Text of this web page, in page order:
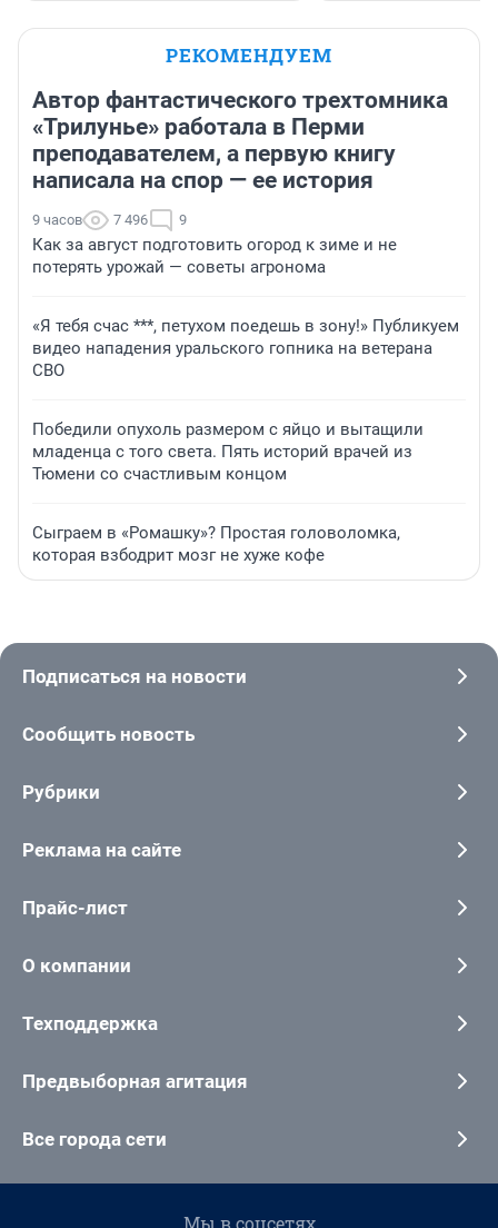
РЕКОМЕНДУЕМ
Автор фантастического трехтомника
«Трилунье» работала в Перми
преподавателем, а первую книгу
написала на спор — ее история
9 часов 7 496 9
Как за август подготовить огород к зиме и не
потерять урожай — советы агронома
«Я тебя счас ***, петухом поедешь в зону!» Публикуем
видео нападения уральского гопника на ветерана
СВО
Победили опухоль размером с яйцо и вытащили
младенца с того света. Пять историй врачей из
Тюмени со счастливым концом
Сыграем в «Ромашку»? Простая головоломка,
которая взбодрит мозг не хуже кофе
Подписаться на новости
Сообщить новость
Рубрики
Реклама на сайте
Прайс-лист
О компании
Техподдержка
Предвыборная агитация
Все города сети